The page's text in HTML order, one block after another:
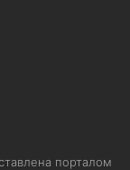
порталом